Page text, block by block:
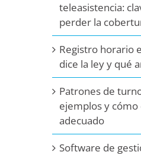
teleasistencia:
perder la
Registro horario
dice la ley y qué
Patrones de
ejemplos y
adecuado
Software de